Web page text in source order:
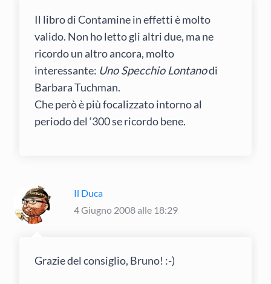
Il libro di Contamine in effetti è molto
valido. Non ho letto gli altri due, ma ne
ricordo un altro ancora, molto
interessante: Uno Specchio Lontanodi
Barbara Tuchman.
Che però è più focalizzato intorno al
periodo del ‘300 se ricordo bene.
Il Duca
4 Giugno 2008 alle 18:29
Grazie del consiglio, Bruno! :-)